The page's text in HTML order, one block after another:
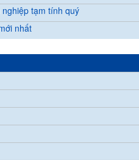
tạm tính quý
nhất